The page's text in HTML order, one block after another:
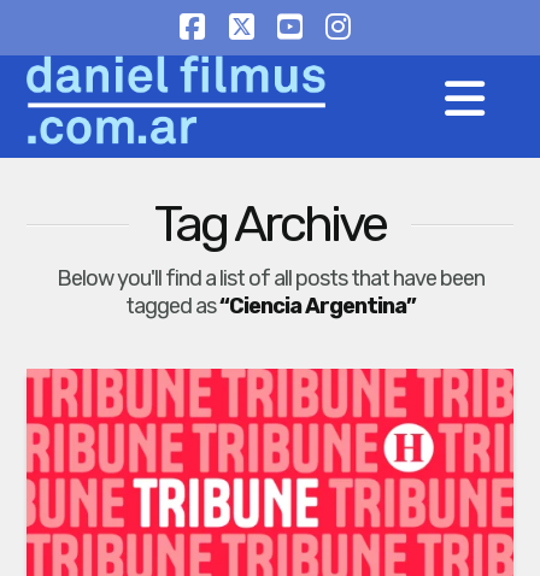
Facebook
X YouTube
Instagram
Tag Archive
Below you'll find a list of all posts that have been
tagged as“Ciencia Argentina”